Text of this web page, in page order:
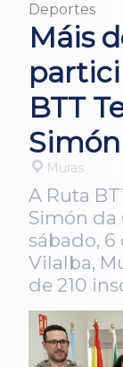
Deportes
Máis
BTT
Muras
A Ruta
Simón da
sábado,
Vilalba,
de 210